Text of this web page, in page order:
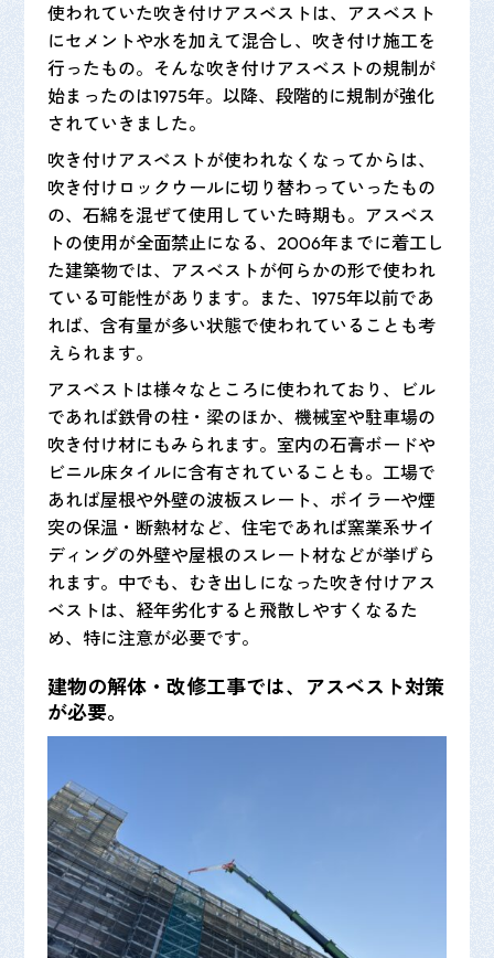
使われていた吹き付けアスベストは、アスベスト
にセメントや水を加えて混合し、吹き付け施工を
行ったもの。そんな吹き付けアスベストの規制が
始まったのは1975年。以降、段階的に規制が強化
されていきました。
吹き付けアスベストが使われなくなってからは、
吹き付けロックウールに切り替わっていったもの
の、石綿を混ぜて使用していた時期も。アスベス
トの使用が全面禁止になる、2006年までに着工し
た建築物では、アスベストが何らかの形で使われ
ている可能性があります。また、1975年以前であ
れば、含有量が多い状態で使われていることも考
えられます。
アスベストは様々なところに使われており、ビル
であれば鉄骨の柱・梁のほか、機械室や駐車場の
吹き付け材にもみられます。室内の石膏ボードや
ビニル床タイルに含有されていることも。工場で
あれば屋根や外壁の波板スレート、ボイラーや煙
突の保温・断熱材など、住宅であれば窯業系サイ
ディングの外壁や屋根のスレート材などが挙げら
れます。中でも、むき出しになった吹き付けアス
ベストは、経年劣化すると飛散しやすくなるた
め、特に注意が必要です。
建物の解体・改修工事では、アスベスト対策
が必要。